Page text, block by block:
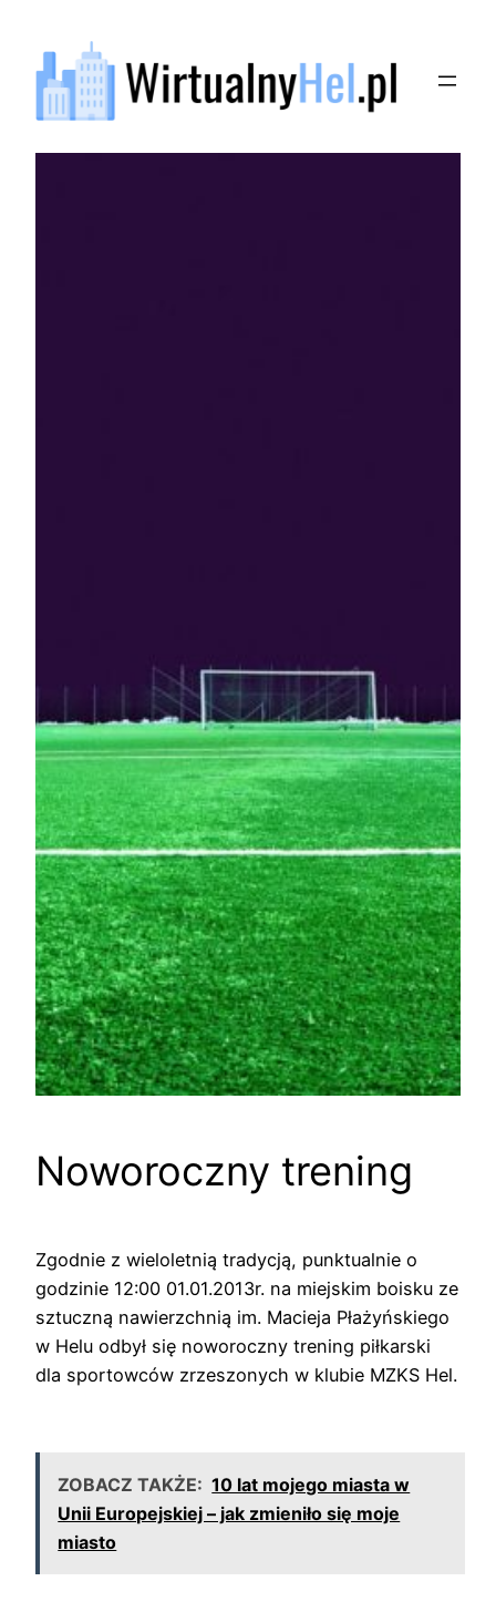
treści
Noworoczny trening
Zgodnie z wieloletnią tradycją, punktualnie o
godzinie 12:00 01.01.2013r. na miejskim boisku ze
sztuczną nawierzchnią im. Macieja Płażyńskiego
w Helu odbył się noworoczny trening piłkarski
dla sportowców zrzeszonych w klubie MZKS Hel.
ZOBACZ TAKŻE: 10 lat mojego miasta w
Unii Europejskiej – jak zmieniło się moje
miasto